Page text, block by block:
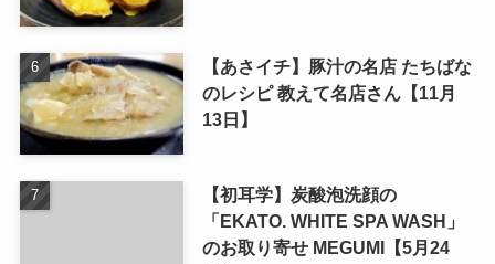
【あさイチ】豚汁の名店 たちばな
のレシピ 教えて名店さん【11月
13日】
【初耳学】炭酸泡洗顔の
「EKATO. WHITE SPA WASH」
のお取り寄せ MEGUMI【5月24